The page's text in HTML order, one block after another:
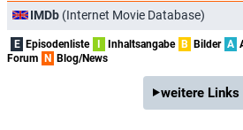
IMDb (Internet Movie Database)
E Episodenliste I Inhaltsangabe B Bilder A
Forum N Blog/News
weitere Links